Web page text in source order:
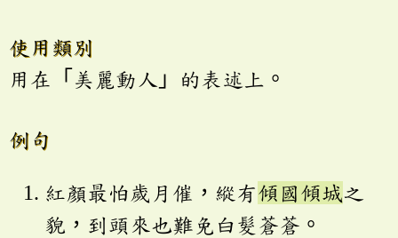
使用類別
用在「美麗動人」的表述上。
例句
紅顏最怕歲月催，縱有傾國傾城之
貌，到頭來也難免白髮蒼蒼。